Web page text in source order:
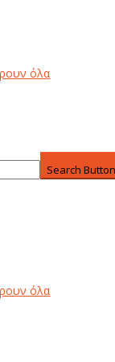
όλα
Search
όλα